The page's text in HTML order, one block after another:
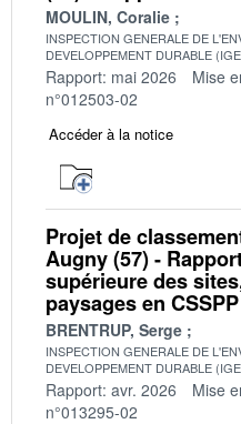
MOULIN, Coralie
INSPECTION GENERALE DE
DEVELOPPEMENT DURABLE
Rapport: mai 2026 Mise
n°012503-02
Accéder à la notice
Projet de
Augny (57) -
supérieure des
paysages en CSSPP
BRENTRUP, Serge
INSPECTION GENERALE DE
DEVELOPPEMENT DURABLE
Rapport: avr. 2026 Mise
n°013295-02